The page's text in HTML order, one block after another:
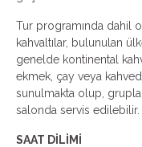
Tur programında dahil
kahvaltılar, bulunulan
genelde kontinental
ekmek, çay veya
sunulmakta olup,
salonda servis edilebilir.
SAAT DİLİMİ